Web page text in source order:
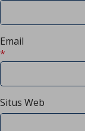
Email
*
Situs Web